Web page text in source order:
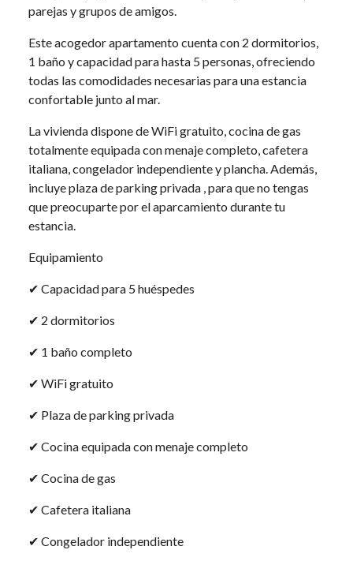
parejas y grupos de amigos.
Este acogedor apartamento cuenta con 2 dormitorios,
1 baño y capacidad para hasta 5 personas, ofreciendo
todas las comodidades necesarias para una estancia
confortable junto al mar.
La vivienda dispone de WiFi gratuito, cocina de gas
totalmente equipada con menaje completo, cafetera
italiana, congelador independiente y plancha. Además,
incluye plaza de parking privada , para que no tengas
que preocuparte por el aparcamiento durante tu
estancia.
Equipamiento
✔ Capacidad para 5 huéspedes
✔ 2 dormitorios
✔ 1 baño completo
✔ WiFi gratuito
✔ Plaza de parking privada
✔ Cocina equipada con menaje completo
✔ Cocina de gas
✔ Cafetera italiana
✔ Congelador independiente